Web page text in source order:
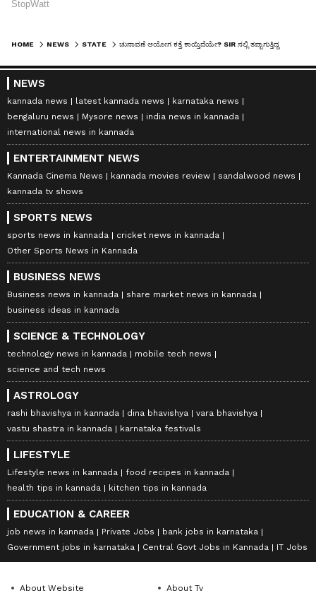
HOME NEWS STATE
NEWS
kannada news latest kannada news
karnataka news
bengaluru news
Mysore news
india news in kannada
international news in kannada
ENTERTAINMENT NEWS
Kannada Cinema News kannada movies review
sandalwood news
kannada tv shows
SPORTS NEWS
sports news in kannada
cricket news in kannada
Other Sports News in Kannada
BUSINESS NEWS
Business news in kannada
share market news in kannada
business ideas in kannada
SCIENCE & TECHNOLOGY
technology news in kannada
mobile tech news
science and tech news
ASTROLOGY
rashi bhavishya in kannada dina bhavishya
vara bhavishya
vastu shastra in kannada
karnataka festivals
LIFESTYLE
Lifestyle news in kannada
food recipes in kannada
health tips in kannada
kitchen tips in kannada
EDUCATION & CAREER
job news in kannada Private Jobs
bank jobs in karnataka
Government jobs in karnataka
Central Govt Jobs in Kannada IT Jobs
About Website About Tv